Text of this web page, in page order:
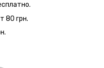
80 грн.